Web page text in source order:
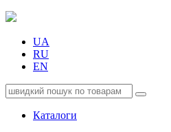
UA
RU
EN
Каталоги